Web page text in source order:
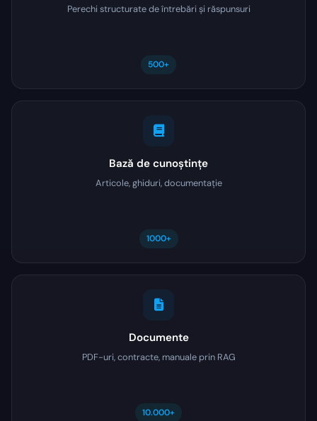
Perechi structurate de întrebări și răspunsuri
500+
Bază de cunoștințe
Articole, ghiduri, documentație
1000+
Documente
PDF-uri, contracte, manuale prin RAG
10.000+